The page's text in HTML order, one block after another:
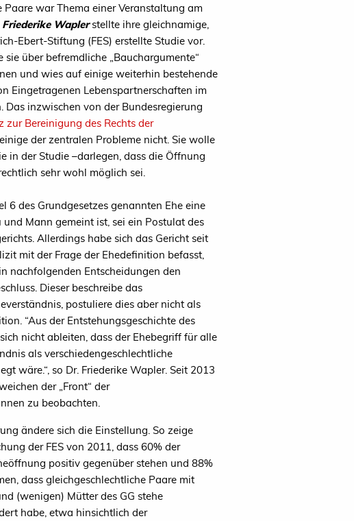
Paare war Thema einer Veranstaltung am
Friederike Waplerstellte ihre gleichnamige,
Ebert-Stiftung (FES) erstellte Studie vor.
sie über befremdliche „Bauchargumente“
und wies auf einige weiterhin bestehende
Eingetragenen Lebenspartnerschaften im
Das inzwischen von der Bundesregierung
zur Bereinigung des Rechts der
der zentralen Probleme nicht. Sie wolle
in der Studie –darlegen, dass die Öffnung
sehr wohl möglich sei.
6 des Grundgesetzes genannten Ehe eine
Mann gemeint ist, sei ein Postulat des
Allerdings habe sich das Gericht seit
mit der Frage der Ehedefinition befasst,
nachfolgenden Entscheidungen den
Dieser beschreibe das
postuliere dies aber nicht als
“Aus der Entstehungsgeschichte des
nicht ableiten, dass der Ehebegriff für alle
als verschiedengeschlechtliche
wäre.“, so Dr. Friederike Wapler. Seit 2013
der „Front“ der
zu beobachten.
ändere sich die Einstellung. So zeige
der FES von 2011, dass 60% der
positiv gegenüber stehen und 88%
dass gleichgeschlechtliche Paare mit
(wenigen) Mütter des GG stehe
habe, etwa hinsichtlich der